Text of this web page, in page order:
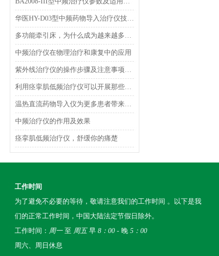
华医HY-D03型中频药物导入治疗仪技术参数
多功能牵引床，为什么成为越来越多人的选择？
中频治疗仪在物理治疗和康复中的应用
紫外线治疗仪的操作步骤及注意事项讲解
利用痉挛肌低频治疗仪可以开展那些治疗
温热直流药物导入仪为更多患者带来健康与希望
中频治疗仪的作用及效果
痉挛肌低频治疗仪，舒缓你的痛楚
工作时间
为了避免不必要的等待，敬请注意我们的工作时间 。以下是我
们的正常工作时间，中国大陆法定节假日除外。
工作时间： 周一至 周五早 8：00 - 晚 5：00
周六、周日休息